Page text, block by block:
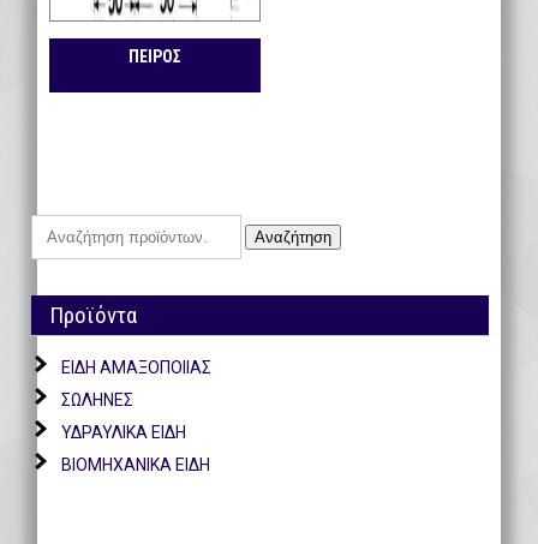
ΠΕΙΡΟΣ
Αναζήτηση
Αναζήτηση
Προϊόντα
ΕΙΔΗ ΑΜΑΞΟΠΟΙΙΑΣ
ΣΩΛΗΝΕΣ
ΥΔΡΑΥΛΙΚΑ ΕΙΔΗ
ΒΙΟΜΗΧΑΝΙΚΑ ΕΙΔΗ